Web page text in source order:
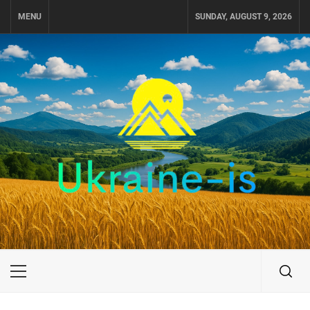
MENU SUNDAY, AUGUST 9, 2026
UKRAINE-IS
ПОДОРОЖI ПО УКРАЇНІ
Primary